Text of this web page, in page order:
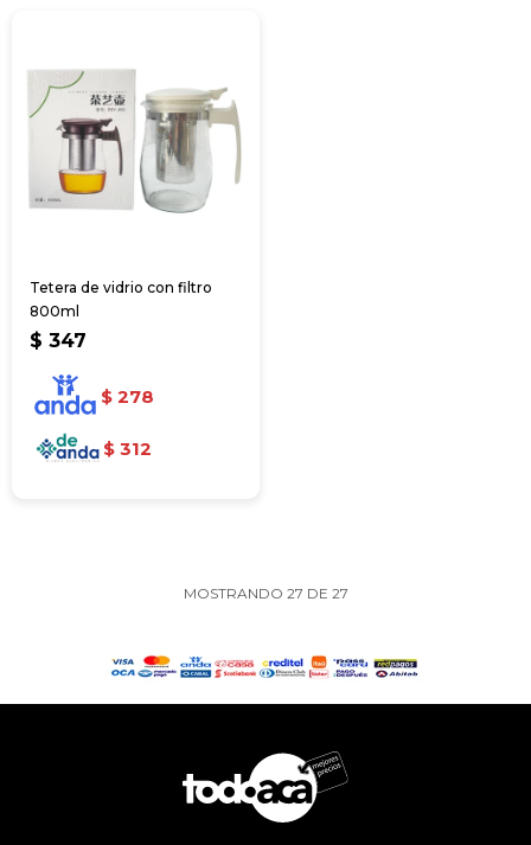
Tetera de vidrio con filtro
800ml
$ 347
$ 278
$ 312
MOSTRANDO 27 DE 27